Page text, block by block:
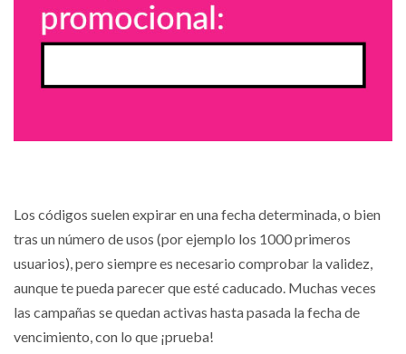
Los códigos suelen expirar en una fecha determinada, o bien
tras un número de usos (por ejemplo los 1000 primeros
usuarios), pero siempre es necesario comprobar la validez,
aunque te pueda parecer que esté caducado. Muchas veces
las campañas se quedan activas hasta pasada la fecha de
vencimiento, con lo que ¡prueba!